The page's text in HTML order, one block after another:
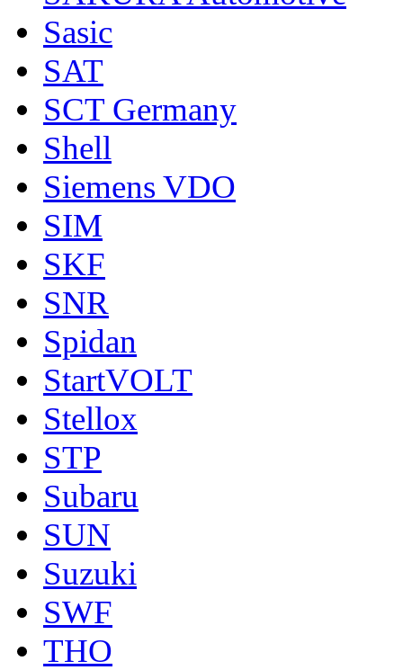
Sasic
SAT
SCT Germany
Shell
Siemens VDO
SIM
SKF
SNR
Spidan
StartVOLT
Stellox
STP
Subaru
SUN
Suzuki
SWF
THO